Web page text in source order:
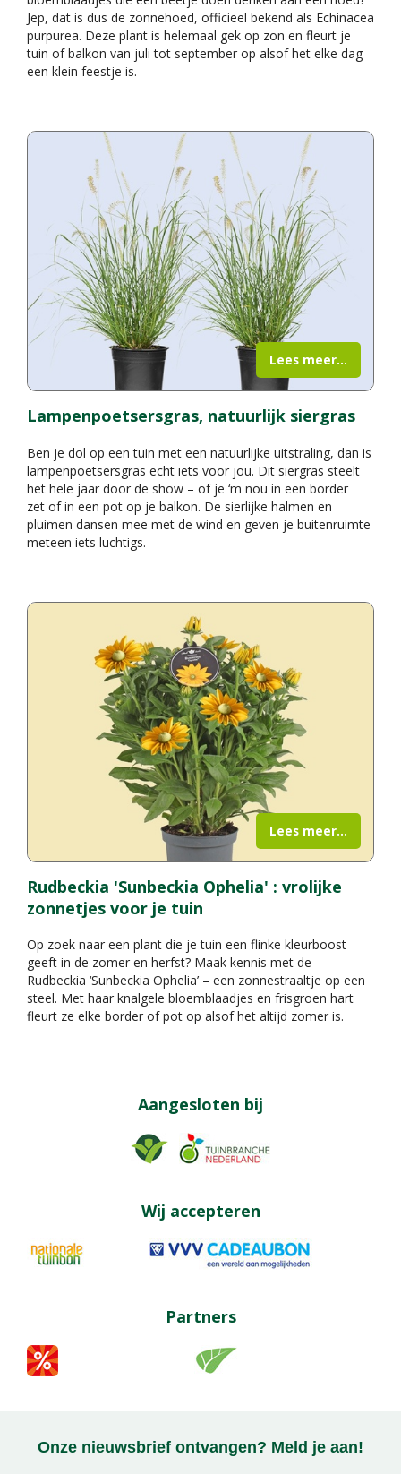
Jep, dat is dus de zonnehoed, officieel bekend als Echinacea
purpurea. Deze plant is helemaal gek op zon en fleurt je
tuin of balkon van juli tot september op alsof het elke dag
een klein feestje is.
Lampenpoetsersgras, natuurlijk siergras
Ben je dol op een tuin met een natuurlijke uitstraling, dan is
lampenpoetsersgras echt iets voor jou. Dit siergras steelt
het hele jaar door de show – of je ‘m nou in een border
zet of in een pot op je balkon. De sierlijke halmen en
pluimen dansen mee met de wind en geven je buitenruimte
meteen iets luchtigs.
Lees meer...
Rudbeckia 'Sunbeckia Ophelia' : vrolijke
zonnetjes voor je tuin
Op zoek naar een plant die je tuin een flinke kleurboost
geeft in de zomer en herfst? Maak kennis met de
Rudbeckia ‘Sunbeckia Ophelia’ – een zonnestraaltje op een
steel. Met haar knalgele bloemblaadjes en frisgroen hart
fleurt ze elke border of pot op alsof het altijd zomer is.
Lees meer...
Aangesloten bij
Wij accepteren
Partners
Onze nieuwsbrief ontvangen? Meld je aan!